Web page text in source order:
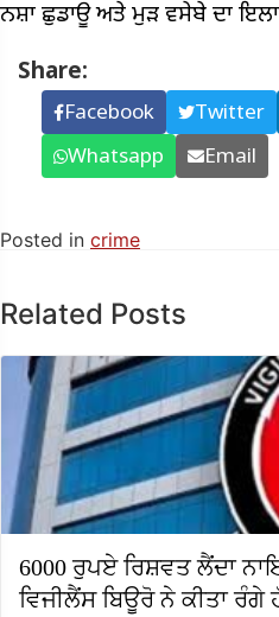
ਨਸ਼ਾ ਛੁਡਾਊ ਅਤੇ ਮੁੜ ਵਸੇਬੇ ਦਾ
Share:
Facebook Twitter
Whatsapp
Email
Posted in crime
Related Posts
6000 ਰੁਪਏ ਰਿਸ਼ਵਤ ਲੈਂਦਾ
ਵਿਜੀਲੈਂਸ ਬਿਊਰੋ ਨੇ ਕੀਤਾ ਰੰਗੇ